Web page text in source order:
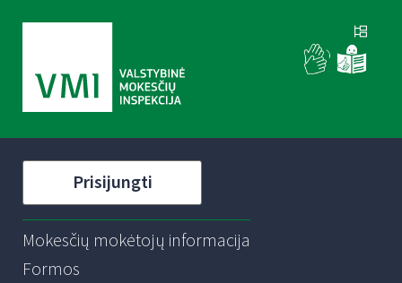
Prisijungti
Mokesčių mokėtojų informacija
Formos